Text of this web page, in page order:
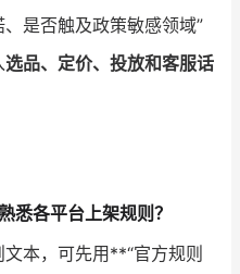
是否触及政策敏感领域”
选品、定价、投放和客服话
悉各平台上架规则？
本，可先用**“官方规则